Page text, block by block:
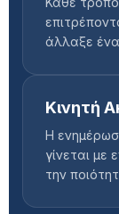
άλλαξε
Κινητή
Η
γίνεται με
την